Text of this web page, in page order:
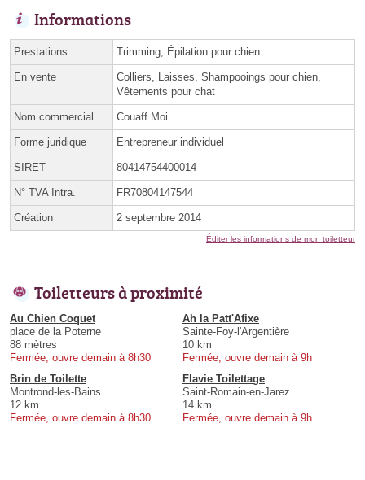
Informations
Prestations Trimming, Épilation pour chien
En vente
Colliers, Laisses, Shampooings pour chien,
Vêtements pour chat
Nom commercial Couaff Moi
Forme juridique Entrepreneur individuel
SIRET 80414754400014
N° TVA Intra. FR70804147544
Création 2 septembre 2014
Éditer les informations de mon toiletteur
Toiletteurs à proximité
Au Chien Coquet
place de la Poterne
88 mètres
Fermée, ouvre demain à 8h30
Ah la Patt'Afixe
Sainte-Foy-l'Argentière
10 km
Fermée, ouvre demain à 9h
Brin de Toilette
Montrond-les-Bains
12 km
Fermée, ouvre demain à 8h30
Flavie Toilettage
Saint-Romain-en-Jarez
14 km
Fermée, ouvre demain à 9h